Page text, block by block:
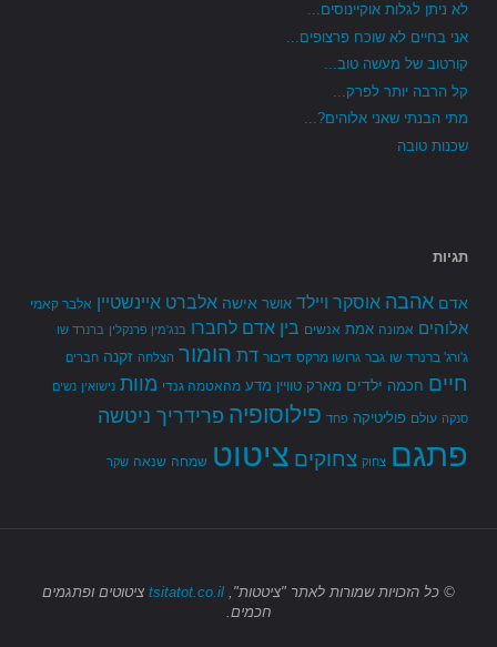
לא ניתן לגלות אוקיינוסים...
אני בחיים לא שוכח פרצופים...
קורטוב של מעשה טוב...
קל הרבה יותר לפרק...
מתי הבנתי שאני אלוהים?...
שכנות טובה
תגיות
אדם אהבה אוסקר ויילד אושר אישה אלברט איינשטיין אלבר קאמי
אלוהים אמונה אמת אנשים בין אדם לחברו בנג'מין פרנקלין ברנרד שו
ג'ורג' ברנרד שו גבר גרושו מרקס דיבור דת הומור הצלחה זקנה חברים
חיים חכמה ילדים מארק טוויין מדע מהאטמה גנדי מוות נישואין נשים
סנקה עולם פוליטיקה פחד פילוסופיה פרידריך ניטשה
פתגם צחוק צחוקים ציטוט שמחה שנאה שקר
© כל הזכויות שמורות לאתר "ציטטות", tsitatot.co.il ציטוטים ופתגמים
חכמים.